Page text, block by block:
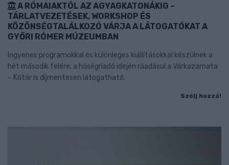
A RÓMAIAKTÓL AZ AGYAGKATONÁKIG –
TÁRLATVEZETÉSEK, WORKSHOP ÉS
KÖZÖNSÉGTALÁLKOZÓ VÁRJA A LÁTOGATÓKAT A
GYŐRI RÓMER MÚZEUMBAN
Ingyenes programokkal és különleges kiállításokkal készülnek a
hét második felére, a hőségriadó idején ráadásul a Várkazamata
– Kőtár is díjmentesen látogatható.
Szólj hozzá!